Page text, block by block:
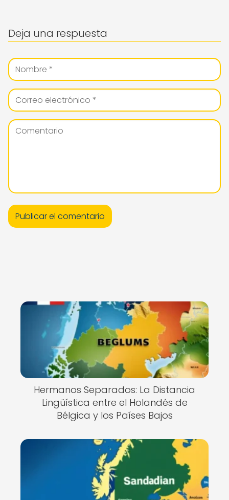
Deja una respuesta
Hermanos Separados: La Distancia
Lingüística entre el Holandés de
Bélgica y los Países Bajos